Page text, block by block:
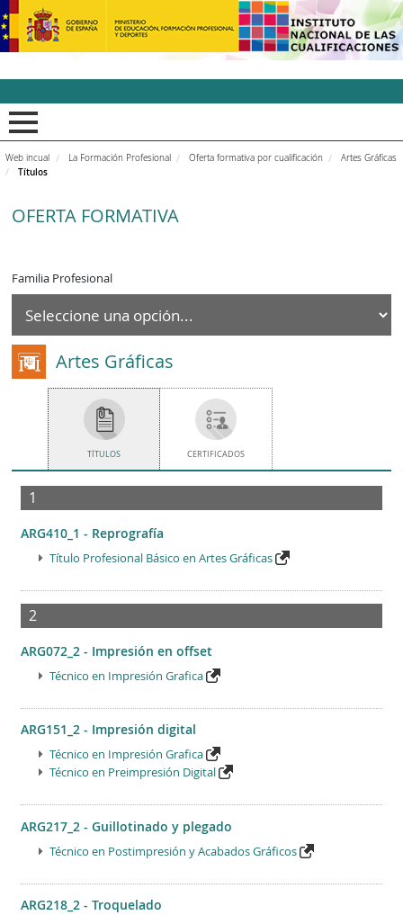
INCUAl - Instituto
Web incual La Formación Profesional Oferta formativa por cualificación
Artes Gráficas
Títulos
OFERTA FORMATIVA
Familia Profesional
Artes Gráficas
TÍTULOS CERTIFICADOS
1
ARG410_1 - Reprografía
Título Profesional Básico en Artes Gráficas
2
ARG072_2 - Impresión en offset
Técnico en Impresión Grafica
ARG151_2 - Impresión digital
Técnico en Impresión Grafica
Técnico en Preimpresión Digital
ARG217_2 - Guillotinado y plegado
Técnico en Postimpresión y Acabados Gráficos
ARG218_2 - Troquelado